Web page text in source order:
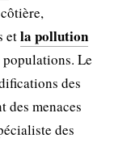
etla pollution
Le
des
des menaces
des